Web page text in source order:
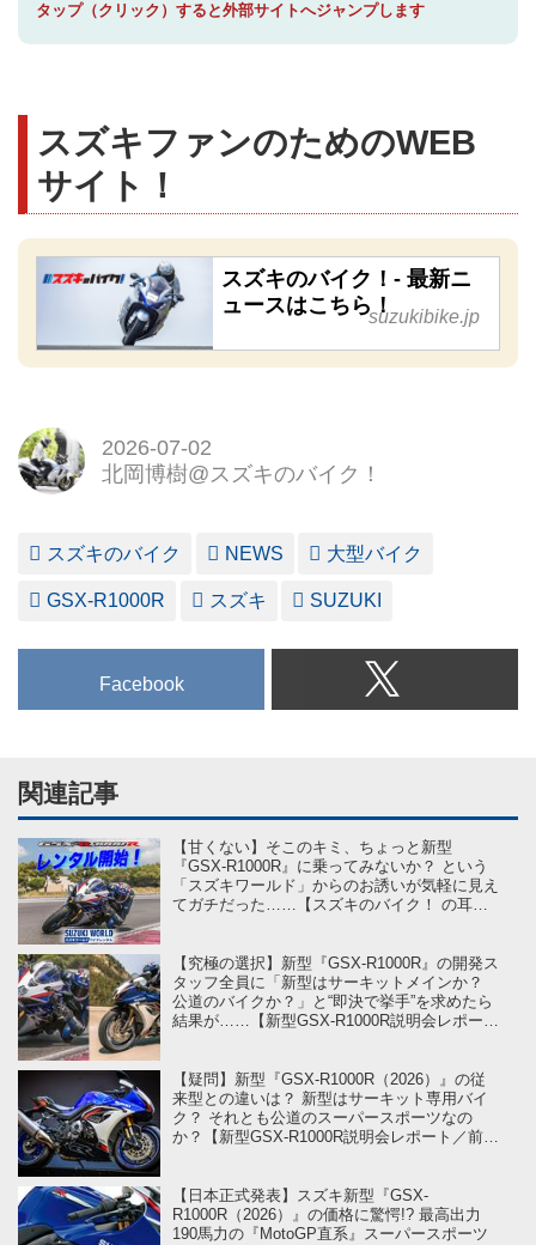
タップ（クリック）すると外部サイトへジャンプします
スズキファンのためのWEB
サイト！
スズキのバイク！- 最新ニ
ュースはこちら！suzukibike.jp
2026-07-02
北岡博樹@スズキのバイク！
スズキのバイク NEWS 大型バイク
GSX-R1000R スズキ SUZUKI
Facebook
関連記事
【甘くない】そこのキミ、ちょっと新型
『GSX-R1000R』に乗ってみないか？ という
「スズキワールド」からのお誘いが気軽に見え
てガチだった……【スズキのバイク！ の耳よ
【究極の選択】新型『GSX-R1000R』の開発ス
タッフ全員に「新型はサーキットメインか？
公道のバイクか？」と“即決で挙手”を求めたら
結果が……【新型GSX-R1000R説明会レポート
【疑問】新型『GSX-R1000R（2026）』の従
来型との違いは？ 新型はサーキット専用バイ
ク？ それとも公道のスーパースポーツなの
か？【新型GSX-R1000R説明会レポート／前
【日本正式発表】スズキ新型『GSX-
R1000R（2026）』の価格に驚愕!? 最高出力
190馬力の『MotoGP直系』スーパースポーツ